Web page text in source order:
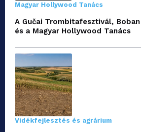
Magyar Hollywood Tanács
A Gučai Trombitafesztivál,
és a Magyar Hollywood Tanács
Vidékfejlesztés és agrárium